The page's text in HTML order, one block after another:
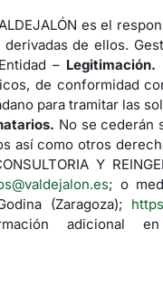
es el
de ellos.
– Legitimación.
de conformidad
para tramitar las
No se cederán
así como otros
Y
; o
(Zaragoza);
adicional